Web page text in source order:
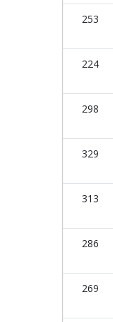
253
224
298
329
313
286
269